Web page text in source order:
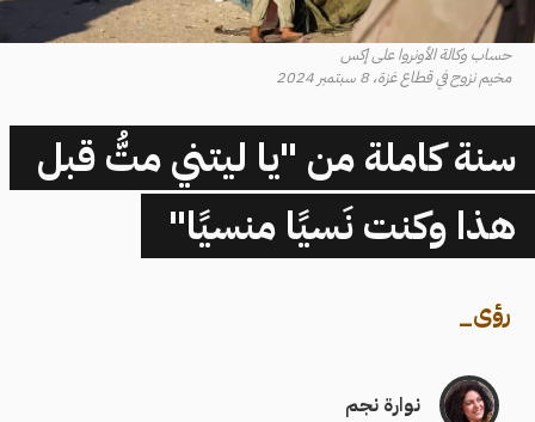
حساب وكالة الأونروا على إكس
مخيم نزوح في قطاع غزة، 8 سبتمبر 2024
سنة كاملة من "يا ليتني متُّ قبل
هذا وكنت نَسيًا منسيًا"
رؤى_
نوارة نجم